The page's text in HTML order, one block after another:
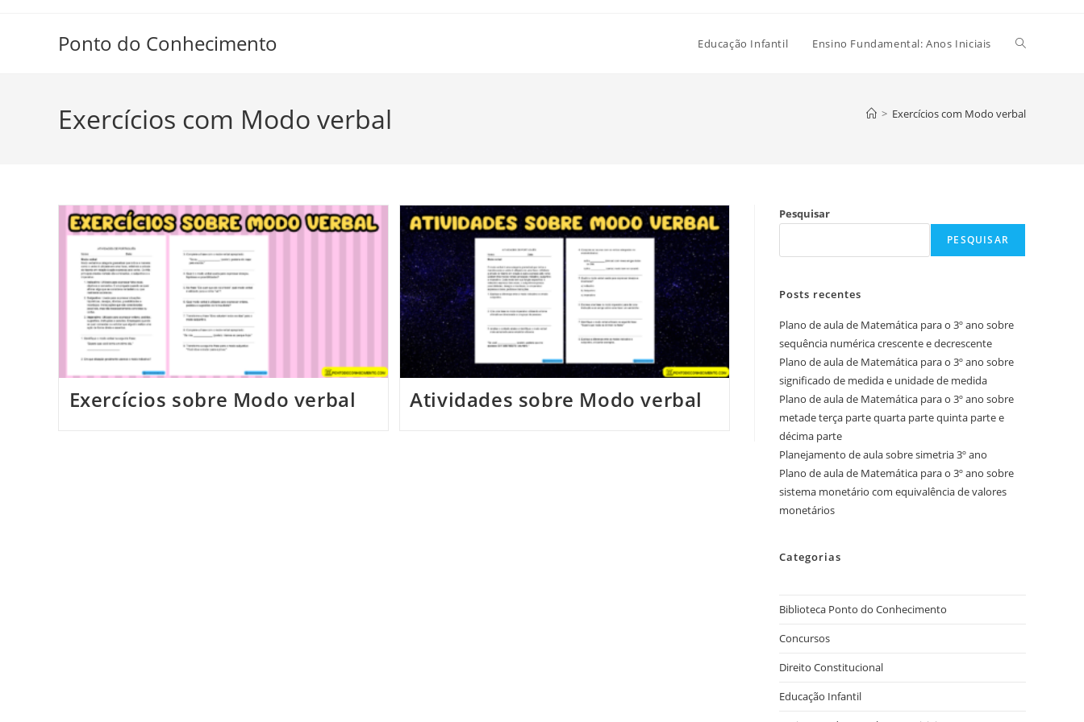
Ponto do Conhecimento Educação Infantil Ensino Fundamental: Anos Iniciais Alternar
site
Exercícios com Modo verbal > Exercícios com Modo verbal
Exercícios sobre Modo verbal Atividades sobre Modo verbal
Pesquisar
PESQUISAR
Posts recentes
Plano de aula de Matemática para o 3º ano sobre
sequência numérica crescente e decrescente
Plano de aula de Matemática para o 3º ano sobre
significado de medida e unidade de medida
Plano de aula de Matemática para o 3º ano sobre
metade terça parte quarta parte quinta parte e
décima parte
Planejamento de aula sobre simetria 3º ano
Plano de aula de Matemática para o 3º ano sobre
sistema monetário com equivalência de valores
monetários
Categorias
Biblioteca Ponto do Conhecimento
Concursos
Direito Constitucional
Educação Infantil